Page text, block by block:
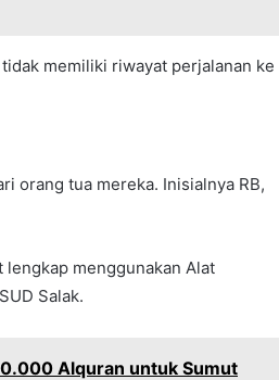
memiliki riwayat perjalanan ke
orang tua mereka. Inisialnya RB,
lengkap menggunakan Alat
Salak.
Alquran untuk Sumut